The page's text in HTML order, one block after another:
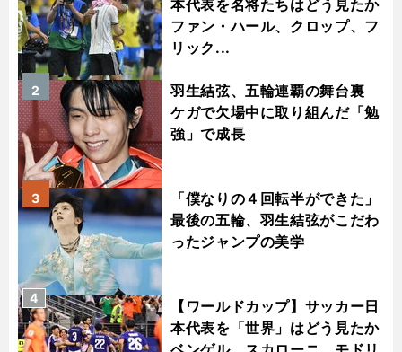
本代表を名将たちはどう見たか
ファン・ハール、クロップ、フ
リック...
羽生結弦、五輪連覇の舞台裏
ケガで欠場中に取り組んだ「勉
強」で成長
2
「僕なりの４回転半ができた」
最後の五輪、羽生結弦がこだわ
ったジャンプの美学
3
【ワールドカップ】サッカー日
本代表を「世界」はどう見たか
4